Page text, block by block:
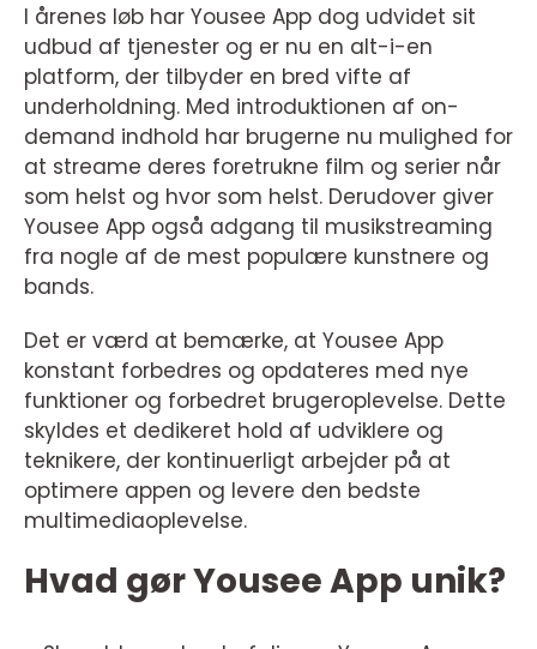
I årenes løb har Yousee App dog udvidet sit
udbud af tjenester og er nu en alt-i-en
platform, der tilbyder en bred vifte af
underholdning. Med introduktionen af on-
demand indhold har brugerne nu mulighed for
at streame deres foretrukne film og serier når
som helst og hvor som helst. Derudover giver
Yousee App også adgang til musikstreaming
fra nogle af de mest populære kunstnere og
bands.
Det er værd at bemærke, at Yousee App
konstant forbedres og opdateres med nye
funktioner og forbedret brugeroplevelse. Dette
skyldes et dedikeret hold af udviklere og
teknikere, der kontinuerligt arbejder på at
optimere appen og levere den bedste
multimediaoplevelse.
Hvad gør Yousee App unik?